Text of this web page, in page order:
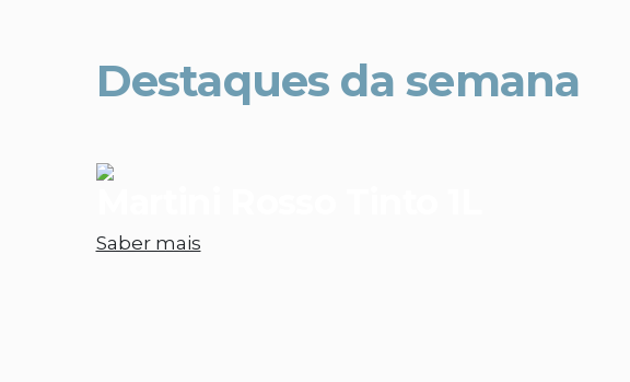
Destaques da semana
Saber mais